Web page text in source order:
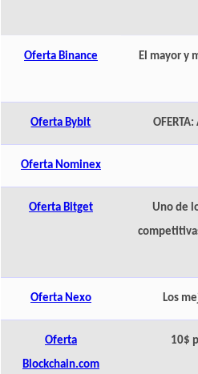
Oferta Binance El mayor y
Oferta Bybit
Oferta Nominex
Oferta Bitget
Uno de
Oferta Nexo Los
Oferta
Blockchain.com
10$